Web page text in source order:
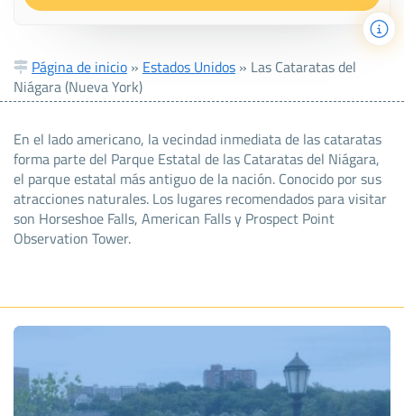
Página de inicio » Estados Unidos » Las Cataratas del
Niágara (Nueva York)
En el lado americano, la vecindad inmediata de las cataratas
forma parte del Parque Estatal de las Cataratas del Niágara,
el parque estatal más antiguo de la nación. Conocido por sus
atracciones naturales. Los lugares recomendados para visitar
son Horseshoe Falls, American Falls y Prospect Point
Observation Tower.